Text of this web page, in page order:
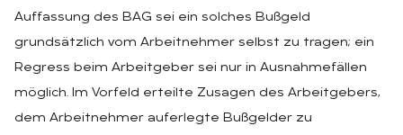
Auffassung des BAG sei ein solches Bußgeld
grundsätzlich vom Arbeitnehmer selbst zu tragen; ein
Regress beim Arbeitgeber sei nur in Ausnahmefällen
möglich. Im Vorfeld erteilte Zusagen des Arbeitgebers,
dem Arbeitnehmer auferlegte Bußgelder zu